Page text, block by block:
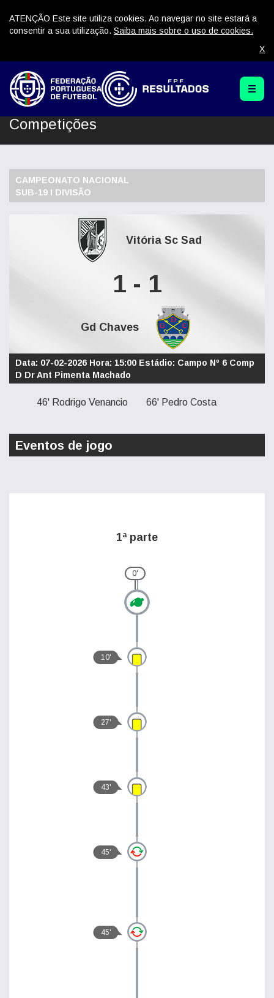
ATENÇÃO Este site utiliza cookies. Ao navegar no site estará a
consentir a sua utilização. Saiba mais sobre o uso de cookies.
X
Competições
CAMPEONATO NACIONAL
SUB-19 I DIVISÃO
Vitória Sc Sad
1 - 1
Gd Chaves
Data: 07-02-2026 Hora: 15:00 Estádio: Campo Nº 6 Comp
D Dr Ant Pimenta Machado
46' Rodrigo Venancio 66' Pedro Costa
Eventos de jogo
1ª parte
0'
10'
27'
43'
45'
45'